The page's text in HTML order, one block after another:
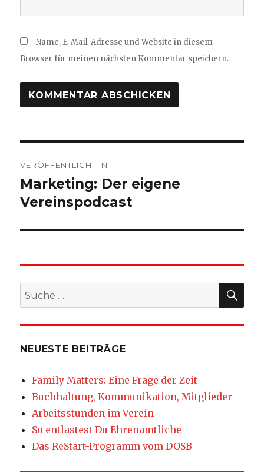
Name, E-Mail-Adresse und Website in diesem
Browser für meinen nächsten Kommentar speichern.
VERÖFFENTLICHT IN
Marketing: Der eigene
Vereinspodcast
Suche
nach:
NEUESTE BEITRÄGE
Family Matters: Eine Frage der Zeit
Buchhaltung, Kommunikation, Mitglieder
Arbeitsstunden im Verein
So entlastest Du Ehrenamtliche
Das ReStart-Programm vom DOSB